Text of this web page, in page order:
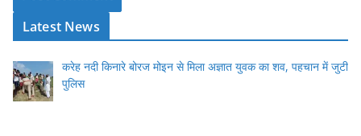
Latest News
करेह नदी किनारे बोरज मोइन से मिला अज्ञात युवक का शव, पहचान में जुटी
पुलिस